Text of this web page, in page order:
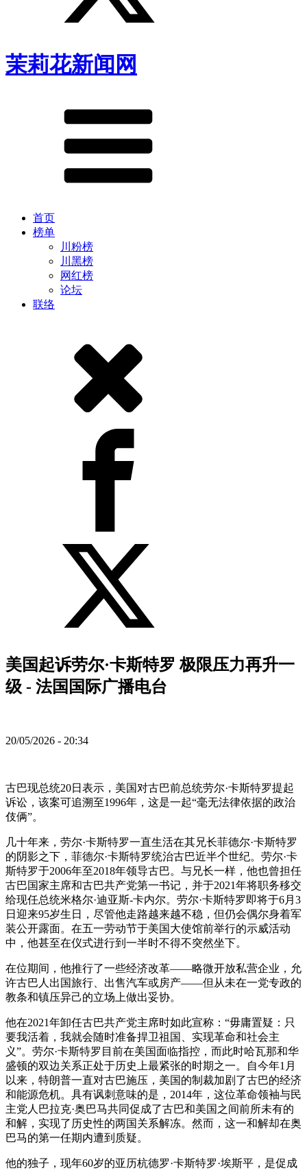
茉莉花新闻网
首页
榜单
川粉榜
川黑榜
网红榜
论坛
联络
美国起诉劳尔·卡斯特罗 极限压力再升一
级 - 法国国际广播电台
20/05/2026 - 20:34
古巴现总统20日表示，美国对古巴前总统劳尔·卡斯特罗提起
诉讼，该案可追溯至1996年，这是一起“毫无法律依据的政治
伎俩”。
几十年来，劳尔·卡斯特罗一直生活在其兄长菲德尔·卡斯特罗
的阴影之下，菲德尔·卡斯特罗统治古巴近半个世纪。劳尔·卡
斯特罗于2006年至2018年领导古巴。与兄长一样，他也曾担任
古巴国家主席和古巴共产党第一书记，并于2021年将职务移交
给现任总统米格尔·迪亚斯-卡内尔。劳尔·卡斯特罗即将于6月3
日迎来95岁生日，尽管他走路越来越不稳，但仍会偶尔身着军
装公开露面。在五一劳动节于美国大使馆前举行的示威活动
中，他甚至在仪式进行到一半时不得不突然坐下。
在位期间，他推行了一些经济改革——略微开放私营企业，允
许古巴人出国旅行、出售汽车或房产——但从未在一党专政的
教条和镇压异己的立场上做出妥协。
他在2021年卸任古巴共产党主席时如此宣称：“毋庸置疑：只
要我活着，我就会随时准备捍卫祖国、实现革命和社会主
义”。劳尔·卡斯特罗目前在美国面临指控，而此时哈瓦那和华
盛顿的双边关系正处于历史上最紧张的时期之一。自今年1月
以来，特朗普一直对古巴施压，美国的制裁加剧了古巴的经济
和能源危机。具有讽刺意味的是，2014年，这位革命领袖与民
主党人巴拉克·奥巴马共同促成了古巴和美国之间前所未有的
和解，实现了历史性的两国关系解冻。然而，这一和解却在奥
巴马的第一任期内遭到质疑。
他的独子，现年60岁的亚历杭德罗·卡斯特罗·埃斯平，是促成